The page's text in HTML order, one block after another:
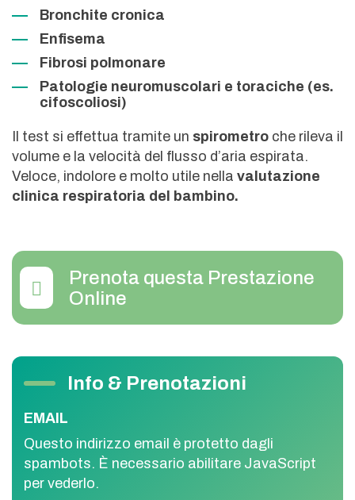
Bronchite cronica
Enfisema
Fibrosi polmonare
Patologie neuromuscolari e toraciche (es.
cifoscoliosi)
Il test si effettua tramite un spirometro che rileva il
volume e la velocità del flusso d’aria espirata.
Veloce, indolore e molto utile nella valutazione
clinica respiratoria del bambino.
Prenota questa Prestazione
Online
Info & Prenotazioni
EMAIL
Questo indirizzo email è protetto dagli
spambots. È necessario abilitare JavaScript
per vederlo.